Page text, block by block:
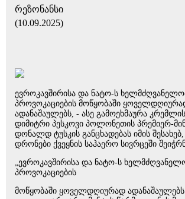
რეზონანსი
(10.09.2025)
ევროკავშირისა და ნატო-ს
პროვოკაციების მოწყობაში
ადანაშაულებს, - ასე გამოეხმაურა
დიმიტრი პესკოვი პოლონეთის პრემიერ-
დონალდ ტუსკის განცხადებას იმის
დრონები ქვეყნის საჰაერო სივრცეში
„ევროკავშირისა და ნატო-ს
პროვოკაციების
მოწყობაში ყოველდღიურად